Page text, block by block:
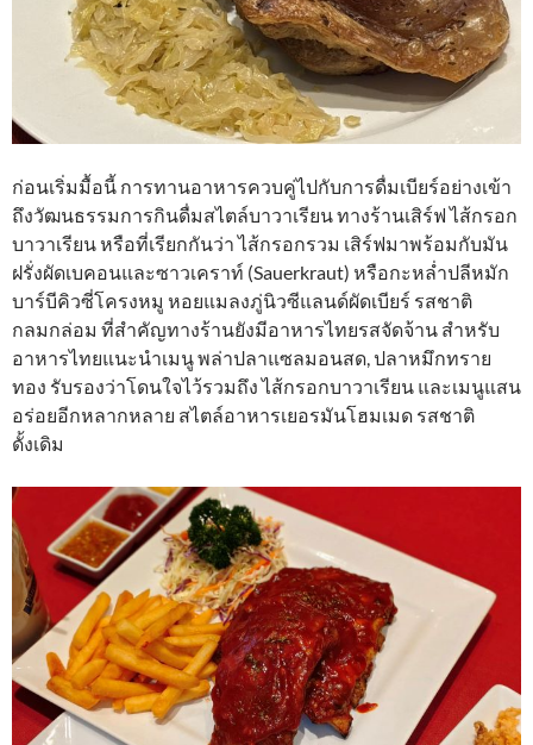
ก่อนเริ่มมื้อนี้ การทานอาหารควบคู่ไปกับการดื่มเบียร์อย่างเข้า
ถึงวัฒนธรรมการกินดื่มสไตล์บาวาเรียน ทางร้านเสิร์ฟ ไส้กรอก
บาวาเรียน หรือที่เรียกกันว่า ไส้กรอกรวม เสิร์ฟมาพร้อมกับมัน
ฝรั่งผัดเบคอนและซาวเคราท์ (Sauerkraut) หรือกะหล่ำปลีหมัก
บาร์บีคิวซี่โครงหมู หอยแมลงภู่นิวซีแลนด์ผัดเบียร์ รสชาติ
กลมกล่อม ที่สำคัญทางร้านยังมีอาหารไทยรสจัดจ้าน สำหรับ
อาหารไทยแนะนำเมนู พล่าปลาแซลมอนสด, ปลาหมึกทราย
ทอง รับรองว่าโดนใจไว้รวมถึง ไส้กรอกบาวาเรียน และเมนูแสน
อร่อยอีกหลากหลาย สไตล์อาหารเยอรมันโฮมเมด รสชาติ
ดั้งเดิม